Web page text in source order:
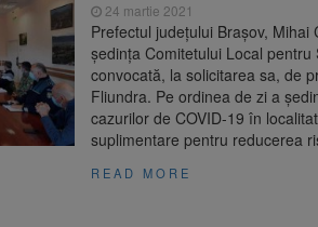
24 martie 2021
Prefectul județului Brașov,
ședința Comitetului Local
convocată, la solicitarea sa, de
Fliundra. Pe ordinea de zi a
cazurilor de COVID-19 în
suplimentare pentru reducerea
READ MORE